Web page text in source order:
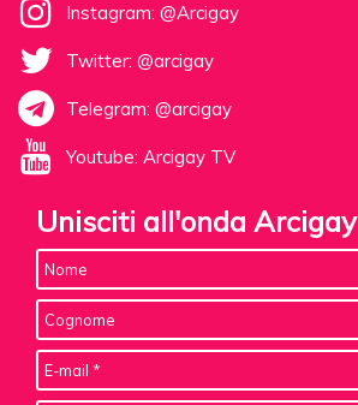
Instagram: @Arcigay
Twitter: @arcigay
Telegram: @arcigay
Youtube: Arcigay TV
Unisciti all'onda Arcigay